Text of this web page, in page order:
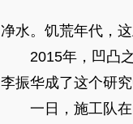
净水。饥荒年代，
2015年，凹凸之
李振华成了这个研
一日，施工队在